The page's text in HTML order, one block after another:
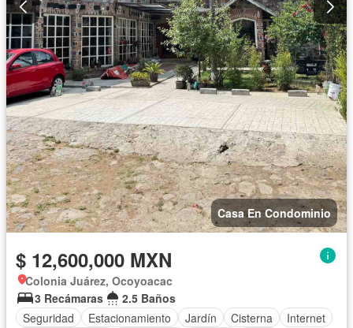
Casa En Condominio
$ 12,600,000 MXN
Colonia Juárez, Ocoyoacac
3 Recámaras
2.5 Baños
Seguridad
Estacionamiento Jardín Cisterna
Internet